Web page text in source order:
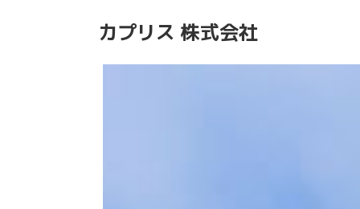
カプリス 株式会社